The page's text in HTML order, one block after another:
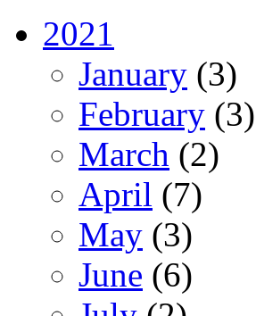
2021
January (3)
February (3)
March (2)
April (7)
May (3)
June (6)